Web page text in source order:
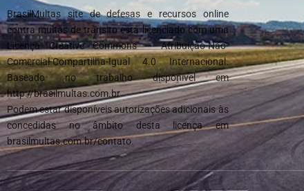
BrasilMultas site de defesas e recursos online
contra multas de trânsito está licenciado com uma
Licença Creative Commons – Atribuição-Não-
Comercial-Compartilha-Igual 4.0 Internacional.
Baseado no trabalho disponível em
http://brasilmultas.com.br
Podem estar disponíveis autorizações adicionais às
concedidas no âmbito desta licença em
brasilmultas.com.br/contato.